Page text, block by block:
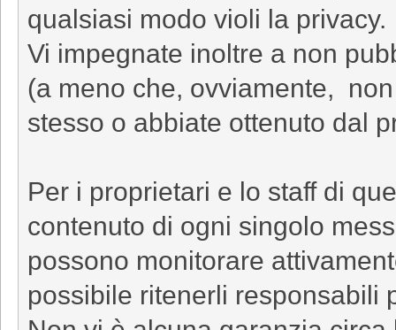
qualsiasi modo violi la privacy.
Vi impegnate inoltre a non
(a meno che, ovviamente,
stesso o abbiate ottenuto dal
Per i proprietari e lo staff di
contenuto di ogni singolo
possono monitorare
possibile ritenerli responsabili